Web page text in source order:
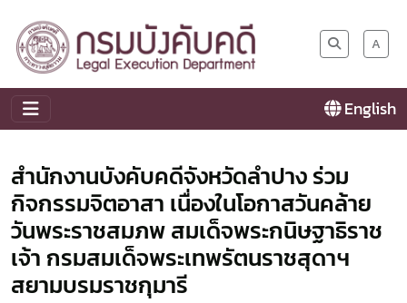
A
English
สำนักงานบังคับคดีจังหวัดลำปาง ร่วม
กิจกรรมจิตอาสา เนื่องในโอกาสวันคล้าย
วันพระราชสมภพ สมเด็จพระกนิษฐาธิราช
เจ้า กรมสมเด็จพระเทพรัตนราชสุดาฯ
สยามบรมราชกุมารี